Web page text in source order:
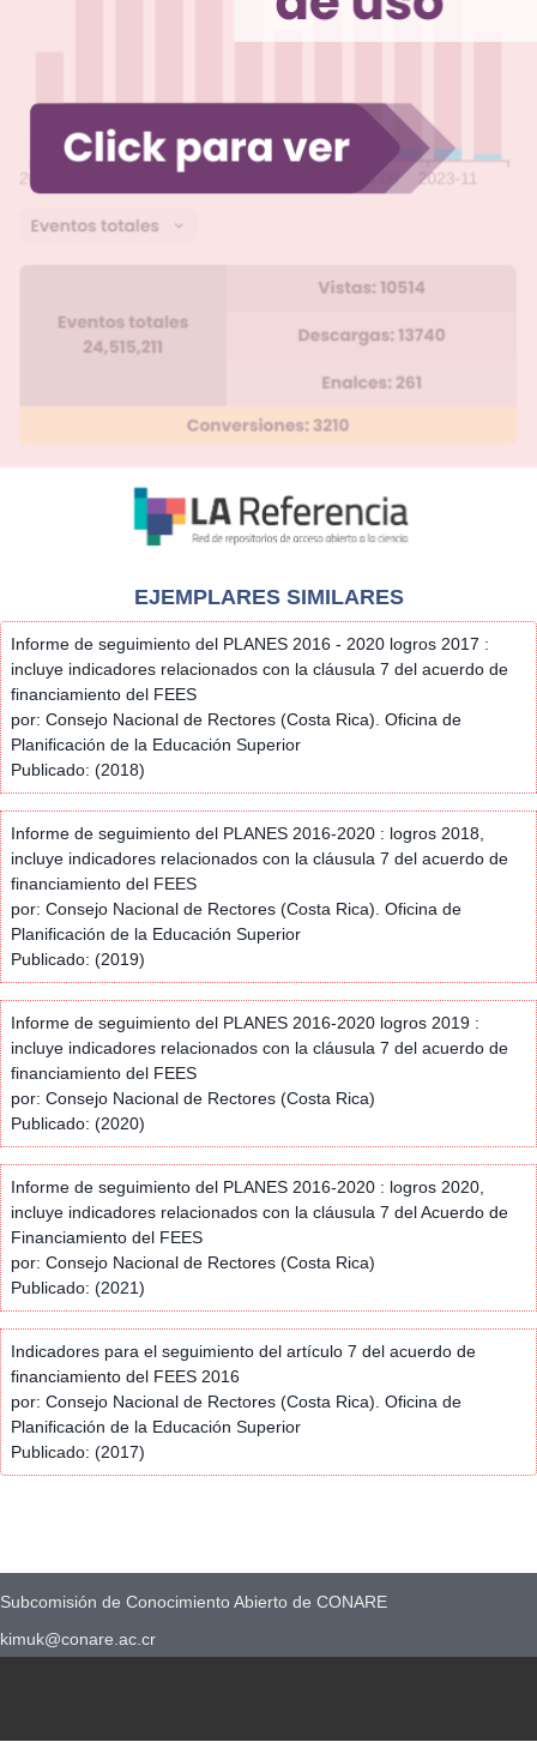
EJEMPLARES SIMILARES
Informe de seguimiento del PLANES 2016 - 2020 logros 2017 :
incluye indicadores relacionados con la cláusula 7 del acuerdo de
financiamiento del FEES
por: Consejo Nacional de Rectores (Costa Rica). Oficina de
Planificación de la Educación Superior
Publicado: (2018)
Informe de seguimiento del PLANES 2016-2020 : logros 2018,
incluye indicadores relacionados con la cláusula 7 del acuerdo de
financiamiento del FEES
por: Consejo Nacional de Rectores (Costa Rica). Oficina de
Planificación de la Educación Superior
Publicado: (2019)
Informe de seguimiento del PLANES 2016-2020 logros 2019 :
incluye indicadores relacionados con la cláusula 7 del acuerdo de
financiamiento del FEES
por: Consejo Nacional de Rectores (Costa Rica)
Publicado: (2020)
Informe de seguimiento del PLANES 2016-2020 : logros 2020,
incluye indicadores relacionados con la cláusula 7 del Acuerdo de
Financiamiento del FEES
por: Consejo Nacional de Rectores (Costa Rica)
Publicado: (2021)
Indicadores para el seguimiento del artículo 7 del acuerdo de
financiamiento del FEES 2016
por: Consejo Nacional de Rectores (Costa Rica). Oficina de
Planificación de la Educación Superior
Publicado: (2017)
Subcomisión de Conocimiento Abierto de CONARE
kimuk@conare.ac.cr